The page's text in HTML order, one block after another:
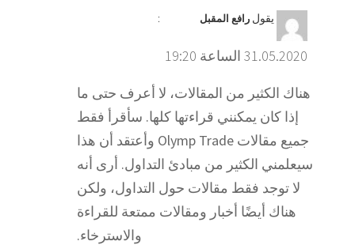
يقول رافع المقبل :
31.05.2020 الساعة 19:20
هناك الكثير من المقالات، لا أعرف حتى ما
إذا كان يمكنني قراءتها كلها. سأقرأ فقط
جميع مقالات Olymp Trade وأعتقد أن هذا
سيعلمني الكثير من مبادئ التداول. أرى أنه
لا توجد فقط مقالات حول التداول، ولكن
هناك أيضًا أخبار ومقالات ممتعة للقراءة
والاسترخاء.